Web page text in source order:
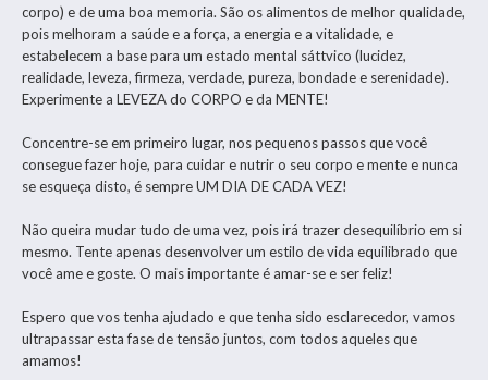
corpo) e de uma boa memoria. São os alimentos de melhor qualidade,
pois melhoram a saúde e a força, a energia e a vitalidade, e
estabelecem a base para um estado mental sáttvico (lucidez,
realidade, leveza, firmeza, verdade, pureza, bondade e serenidade).
Experimente a LEVEZA do CORPO e da MENTE!
Concentre-se em primeiro lugar, nos pequenos passos que você
consegue fazer hoje, para cuidar e nutrir o seu corpo e mente e nunca
se esqueça disto, é sempre UM DIA DE CADA VEZ!
Não queira mudar tudo de uma vez, pois irá trazer desequilíbrio em si
mesmo. Tente apenas desenvolver um estilo de vida equilibrado que
você ame e goste. O mais importante é amar-se e ser feliz!
Espero que vos tenha ajudado e que tenha sido esclarecedor, vamos
ultrapassar esta fase de tensão juntos, com todos aqueles que
amamos!